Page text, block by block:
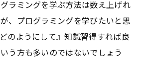
ラミングを学ぶ方法は数え上げれ
、プログラミングを学びたいと思
のようにして』知識習得すれば良
う方も多いのではないでしょう